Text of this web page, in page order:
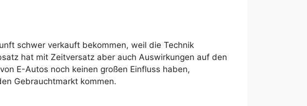
schwer verkauft bekommen, weil die Technik
hat mit Zeitversatz aber auch Auswirkungen auf den
E-Autos noch keinen großen Einfluss haben,
Gebrauchtmarkt kommen.